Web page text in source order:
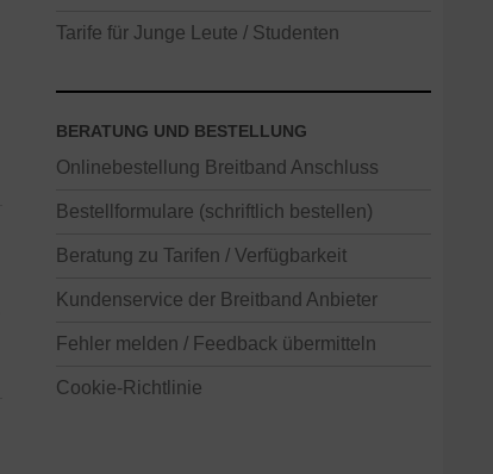
Tarife für Junge Leute / Studenten
BERATUNG UND BESTELLUNG
Onlinebestellung Breitband Anschluss
Bestellformulare (schriftlich bestellen)
Beratung zu Tarifen / Verfügbarkeit
Kundenservice der Breitband Anbieter
Fehler melden / Feedback übermitteln
Cookie-Richtlinie